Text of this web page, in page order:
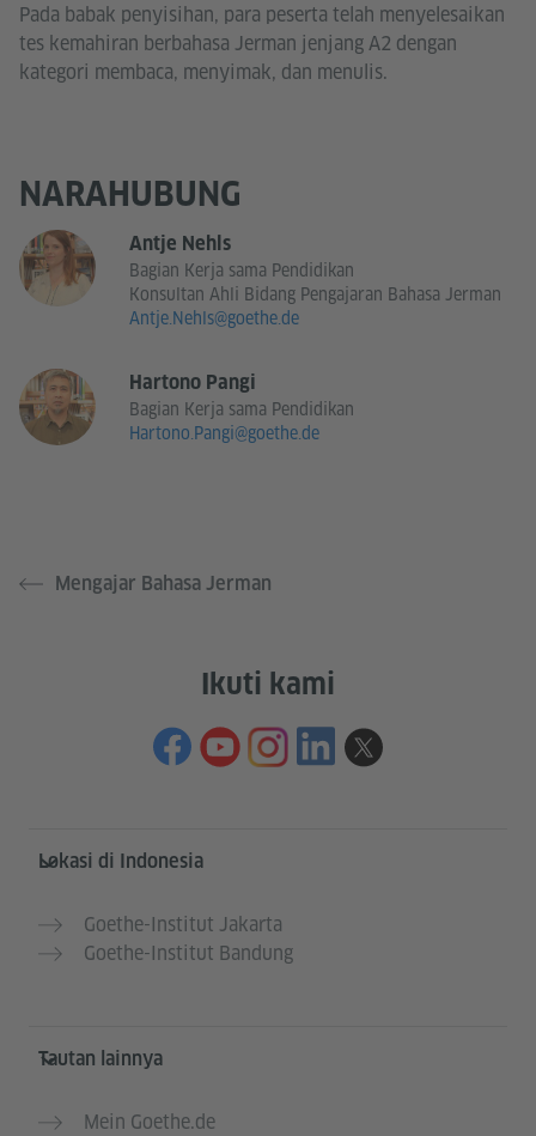
Pada babak penyisihan, para peserta telah menyelesaikan
tes kemahiran berbahasa Jerman jenjang A2 dengan
kategori membaca, menyimak, dan menulis.
NARAHUBUNG
Antje Nehls
Bagian Kerja sama Pendidikan
Konsultan Ahli Bidang Pengajaran Bahasa Jerman
Antje.Nehls@goethe.de
Hartono Pangi
Bagian Kerja sama Pendidikan
Hartono.Pangi@goethe.de
Mengajar Bahasa Jerman
Ikuti kami
Service- und Informationsbereich
Lokasi di Indonesia
Goethe-Institut Jakarta
Goethe-Institut Bandung
Tautan lainnya
Mein Goethe.de